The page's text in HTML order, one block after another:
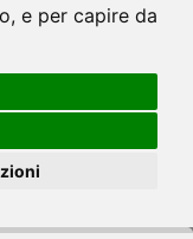
e per capire da